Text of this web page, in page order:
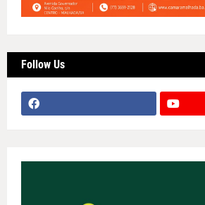
Follow Us